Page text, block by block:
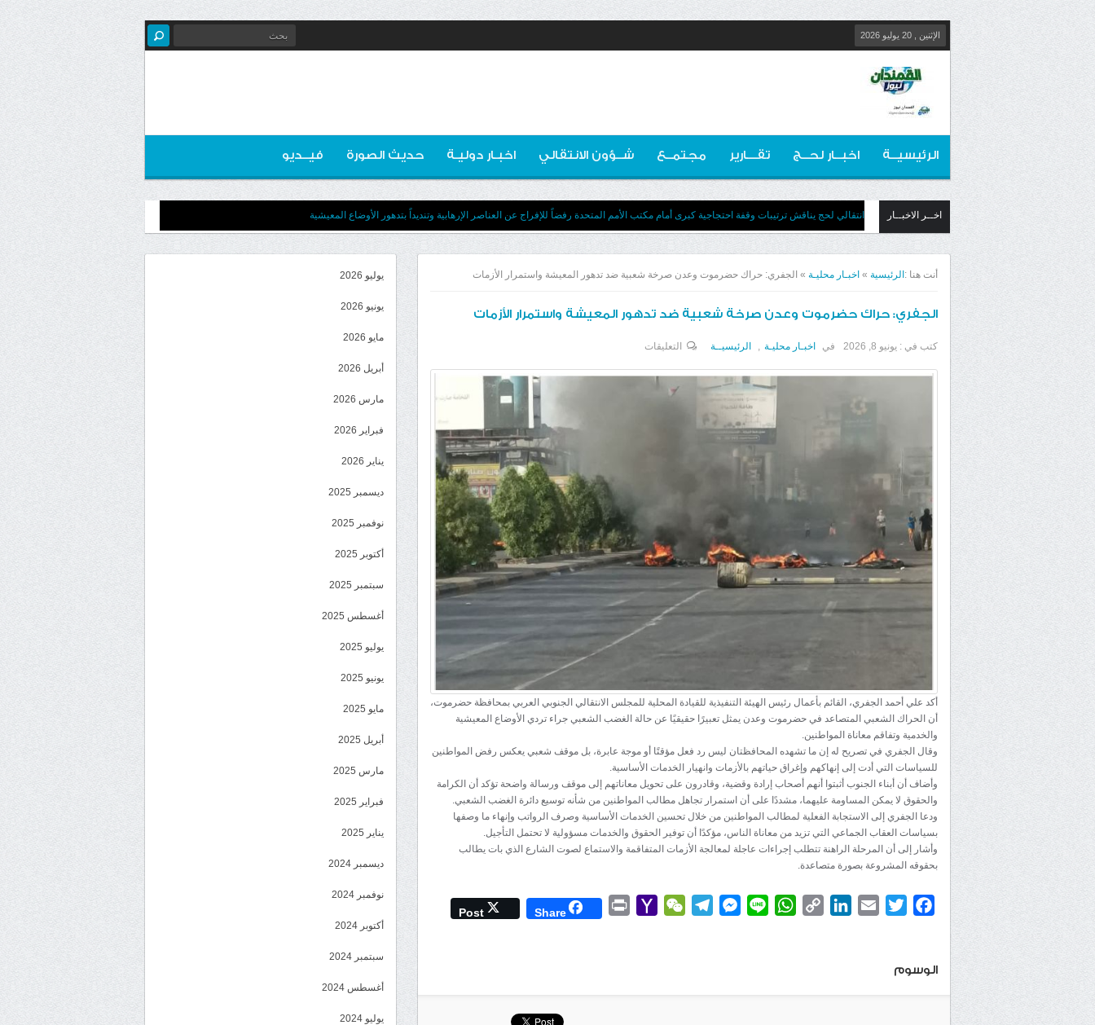
الإثنين , 20 يوليو 2026
الرئيسيــة اخبــار لحــج تقـــارير مجتمــع شــؤون الانتقالي اخبـار دوليـة حديث الصورة فيــديو
اخــر الاخبــار انتقالي لحج يناقش ترتيبات وقفة احتجاجية كبرى أمام مكتب الأمم المتحدة رفضاً للإفراج عن العناصر الإرهابية وتنديداً بتدهور الأوضاع المعيشية
أنت هنا : الرئيسية » اخبـار محليـة » الجفري: حراك حضرموت وعدن صرخة شعبية ضد تدهور المعيشة واستمرار الأزمات
الجفري: حراك حضرموت وعدن صرخة شعبية ضد تدهور المعيشة واستمرار الأزمات
كتب في : يونيو 8, 2026 في اخبـار محليـة , الرئيسيــة التعليقات
تدهور
المعيشة
واستمرار
الأزمات
مغلقة
أكد علي أحمد الجفري، القائم بأعمال رئيس الهيئة التنفيذية للقيادة المحلية للمجلس الانتقالي الجنوبي العربي بمحافظة حضرموت،
أن الحراك الشعبي المتصاعد في حضرموت وعدن يمثل تعبيرًا حقيقيًا عن حالة الغضب الشعبي جراء تردي الأوضاع المعيشية
والخدمية وتفاقم معاناة المواطنين.
وقال الجفري في تصريح له إن ما تشهده المحافظتان ليس رد فعل مؤقتًا أو موجة عابرة، بل موقف شعبي يعكس رفض المواطنين
للسياسات التي أدت إلى إنهاكهم وإغراق حياتهم بالأزمات وانهيار الخدمات الأساسية.
وأضاف أن أبناء الجنوب أثبتوا أنهم أصحاب إرادة وقضية، وقادرون على تحويل معاناتهم إلى موقف ورسالة واضحة تؤكد أن الكرامة
والحقوق لا يمكن المساومة عليهما، مشددًا على أن استمرار تجاهل مطالب المواطنين من شأنه توسيع دائرة الغضب الشعبي.
ودعا الجفري إلى الاستجابة الفعلية لمطالب المواطنين من خلال تحسين الخدمات الأساسية وصرف الرواتب وإنهاء ما وصفها
بسياسات العقاب الجماعي التي تزيد من معاناة الناس، مؤكدًا أن توفير الحقوق والخدمات مسؤولية لا تحتمل التأجيل.
وأشار إلى أن المرحلة الراهنة تتطلب إجراءات عاجلة لمعالجة الأزمات المتفاقمة والاستماع لصوت الشارع الذي بات يطالب
بحقوقه المشروعة بصورة متصاعدة.
Facebook
Twitter
Email
LinkedIn
Copy
WhatsApp
Line
Messenger
Telegram
WeChat
Yahoo
Print
Share
Post
الوسوم
يوليو 2026
يونيو 2026
مايو 2026
أبريل 2026
مارس 2026
فبراير 2026
يناير 2026
ديسمبر 2025
نوفمبر 2025
أكتوبر 2025
سبتمبر 2025
أغسطس 2025
يوليو 2025
يونيو 2025
مايو 2025
أبريل 2025
مارس 2025
فبراير 2025
يناير 2025
ديسمبر 2024
نوفمبر 2024
أكتوبر 2024
سبتمبر 2024
أغسطس 2024
يوليو 2024